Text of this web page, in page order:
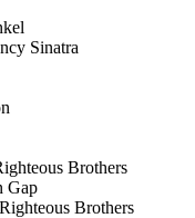
Sinatra
Brothers
Gap
Brothers